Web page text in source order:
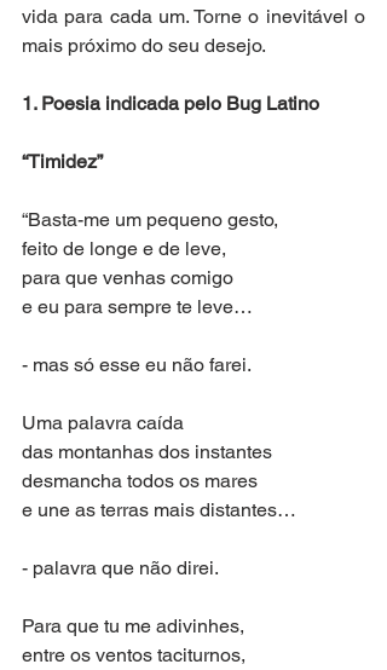
vida para cada um. Torne o inevitável o
mais próximo do seu desejo.
1. Poesia indicada pelo Bug Latino
“Timidez”
“Basta-me um pequeno gesto,
feito de longe e de leve,
para que venhas comigo
e eu para sempre te leve…
- mas só esse eu não farei.
Uma palavra caída
das montanhas dos instantes
desmancha todos os mares
e une as terras mais distantes…
- palavra que não direi.
Para que tu me adivinhes,
entre os ventos taciturnos,